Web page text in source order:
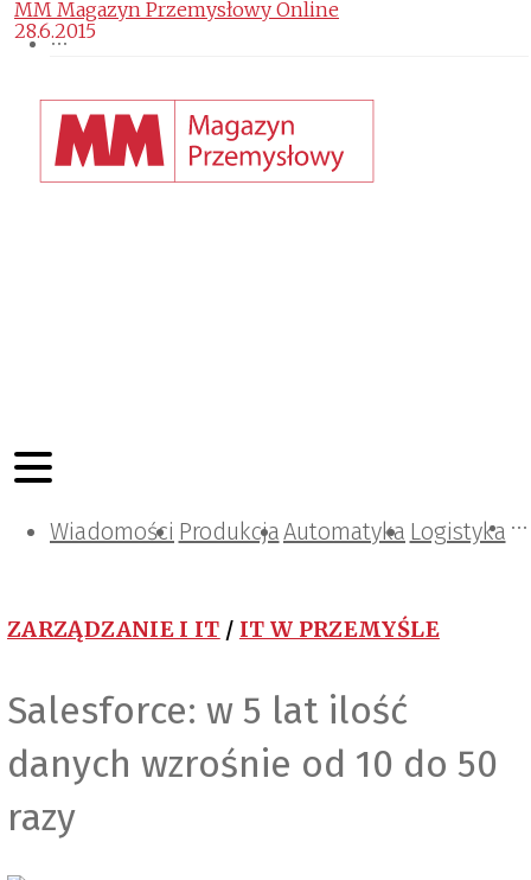
Wiadomości ProdukcjaAutomatyka Logistyka
Projektowanie i konstrukcje
Zarządzanie i IT
Tematy specjalne
ZARZĄDZANIE I IT / IT W PRZEMYŚLE
Salesforce: w 5 lat ilość
danych wzrośnie od 10 do 50
razy
MM Magazyn Przemysłowy Online
28.6.2015